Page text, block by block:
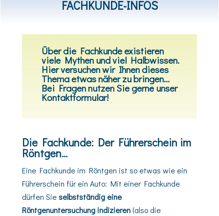
FACHKUNDE-INFOS
Über die Fachkunde existieren
viele Mythen und viel Halbwissen.
Hier versuchen wir Ihnen dieses
Thema etwas näher zu bringen…
Bei Fragen nutzen Sie gerne unser
Kontaktformular!
Die Fachkunde: Der Führerschein im
Röntgen…
Eine Fachkunde im Röntgen ist so etwas wie ein
Führerschein für ein Auto: Mit einer Fachkunde
dürfen Sieselbstständig eine
Röntgenuntersuchung indizieren(also die